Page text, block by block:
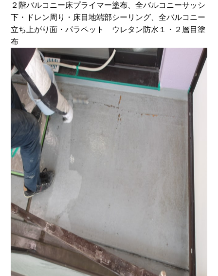
２階バルコニー床プライマー塗布、全バルコニーサッシ
下・ドレン周り・床目地端部シーリング、全バルコニー
立ち上がり面・パラペット ウレタン防水１・２層目塗
布